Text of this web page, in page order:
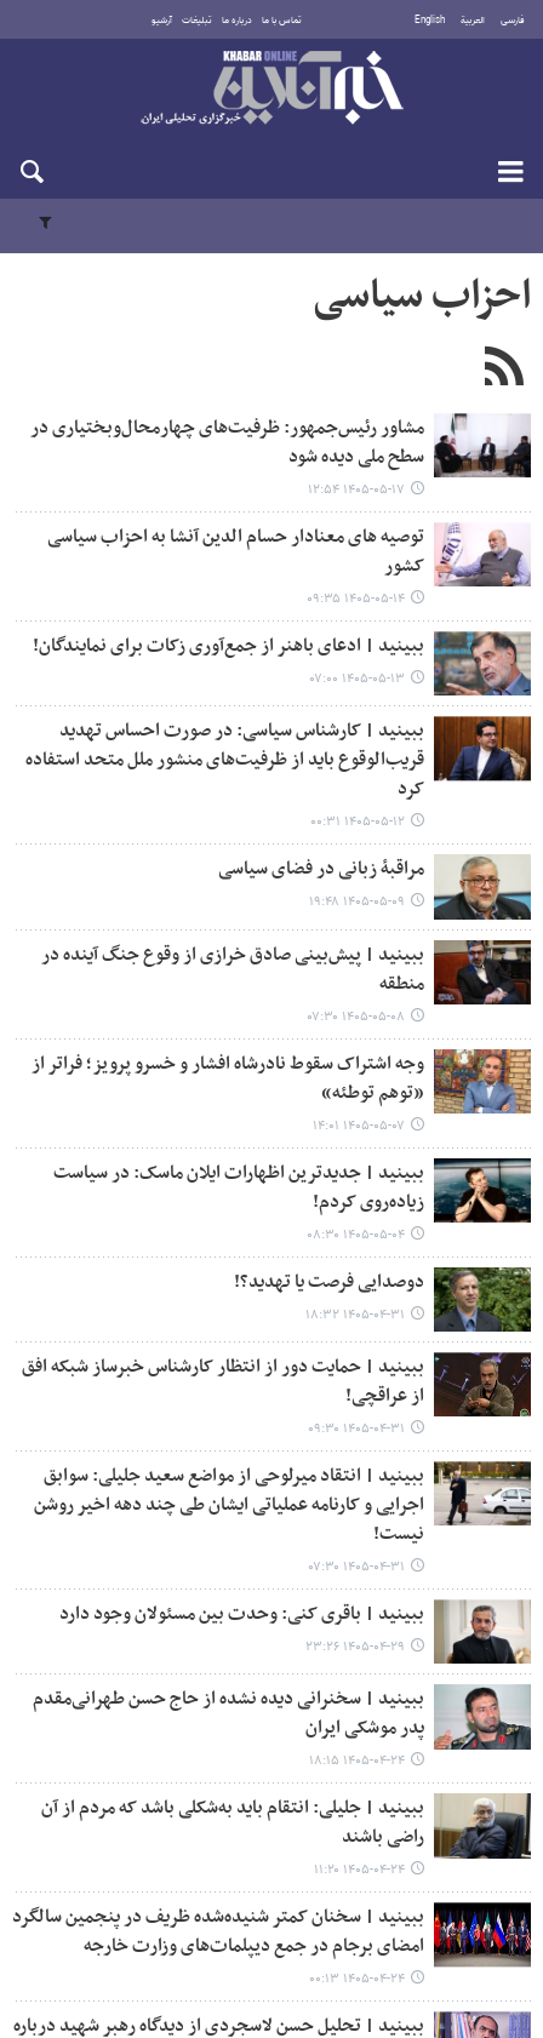
فارسی العربية English تماس با ما درباره ما تبلیغات آرشیو
شنبه ۱۷ مرداد ۱۴۰۵
احزاب سیاسی
مشاور رئیس‌جمهور: ظرفیت‌های چهارمحال‌وبختیاری در
سطح ملی دیده شود
۱۴۰۵-۰۵-۱۷ ۱۲:۵۴
توصیه های معنادار حسام الدین آنشا به احزاب سیاسی
کشور
۱۴۰۵-۰۵-۱۴ ۰۹:۳۵
ببینید | ادعای باهنر از جمع‌آوری زکات برای نمایندگان!
۱۴۰۵-۰۵-۱۳ ۰۷:۰۰
ببینید | کارشناس سیاسی: در صورت احساس تهدید
قریب‌الوقوع باید از ظرفیت‌های منشور ملل متحد استفاده
کرد
۱۴۰۵-۰۵-۱۲ ۰۰:۳۱
مراقبۀ زبانی در فضای سیاسی
۱۴۰۵-۰۵-۰۹ ۱۹:۴۸
ببینید | پیش‌بینی صادق خرازی از وقوع جنگ آینده در
منطقه
۱۴۰۵-۰۵-۰۸ ۰۷:۳۰
وجه اشتراک سقوط نادرشاه افشار و خسرو پرویز؛ فراتر از
«توهم توطئه»
۱۴۰۵-۰۵-۰۷ ۱۴:۰۱
ببینید | جدیدترین اظهارات ایلان ماسک: در سیاست
زیاده‌روی کردم!
۱۴۰۵-۰۵-۰۴ ۰۸:۳۰
دوصدایی فرصت یا تهدید؟!
۱۴۰۵-۰۴-۳۱ ۱۸:۳۲
ببینید | حمایت دور از انتظار کارشناس خبرساز شبکه افق
از عراقچی!
۱۴۰۵-۰۴-۳۱ ۰۹:۳۰
ببینید | انتقاد میرلوحی از مواضع سعید جلیلی: سوابق
اجرایی و کارنامه عملیاتی ایشان طی چند دهه اخیر روشن
نیست!
۱۴۰۵-۰۴-۳۱ ۰۷:۳۰
ببینید | باقری کنی: وحدت بین مسئولان وجود دارد
۱۴۰۵-۰۴-۲۹ ۲۳:۲۶
ببینید | سخنرانی دیده‌ نشده از حاج حسن طهرانی‌مقدم
پدر موشکی ایران
۱۴۰۵-۰۴-۲۴ ۱۸:۱۵
ببینید | جلیلی: انتقام باید به‌شکلی باشد که مردم از آن
راضی باشند
۱۴۰۵-۰۴-۲۴ ۱۱:۲۰
ببینید | سخنان کمتر شنیده‌شده ظریف در پنجمین سالگرد
امضای برجام در جمع دیپلمات‌های وزارت خارجه
۱۴۰۵-۰۴-۲۴ ۰۰:۱۳
ببینید | تحلیل حسن لاسجردی از دیدگاه رهبر شهید درباره